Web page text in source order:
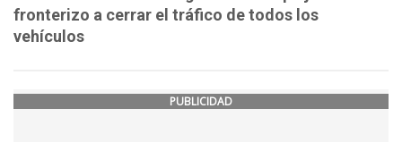
fronterizo a cerrar el tráfico de todos los
vehículos
PUBLICIDAD